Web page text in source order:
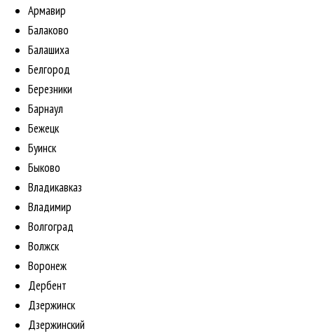
Армавир
Балаково
Балашиха
Белгород
Березники
Барнаул
Бежецк
Буинск
Быково
Владикавказ
Владимир
Волгоград
Волжск
Воронеж
Дербент
Дзержинск
Дзержинский